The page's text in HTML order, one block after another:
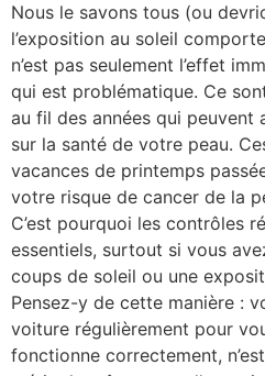
Nous le savons tous (ou
l’exposition au soleil
n’est pas seulement l’effet
qui est problématique. Ce
au fil des années qui
sur la santé de votre peau.
vacances de printemps
votre risque de cancer de la
C’est pourquoi les contrôles
essentiels, surtout si vous
coups de soleil ou une
Pensez-y de cette manière :
voiture régulièrement pour
fonctionne correctement,